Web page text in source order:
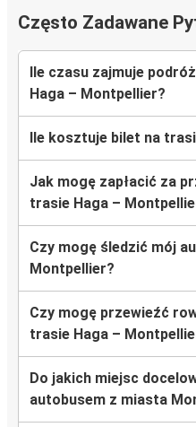
Często Zadawane
Ile czasu zajmuje
Haga – Montpellier?
Ile kosztuje bilet na
Jak mogę zapłacić za
trasie Haga –
Czy mogę śledzić mój
Montpellier?
Czy mogę przewieźć
trasie Haga –
Do jakich miejsc
autobusem z miasta